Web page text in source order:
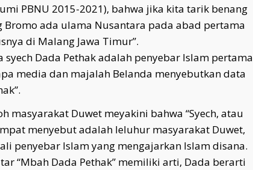
PBNU 2015-2021), bahwa jika kita tarik benang
Bromo ada ulama Nusantara pada abad pertama
di Malang Jawa Timur”.
Dada Pethak adalah penyebar Islam pertama
media dan majalah Belanda menyebutkan data
masyarakat Duwet meyakini bahwa “Syech, atau
menyebut adalah leluhur masyarakat Duwet,
penyebar Islam yang mengajarkan Islam disana.
“Mbah Dada Pethak” memiliki arti, Dada berarti